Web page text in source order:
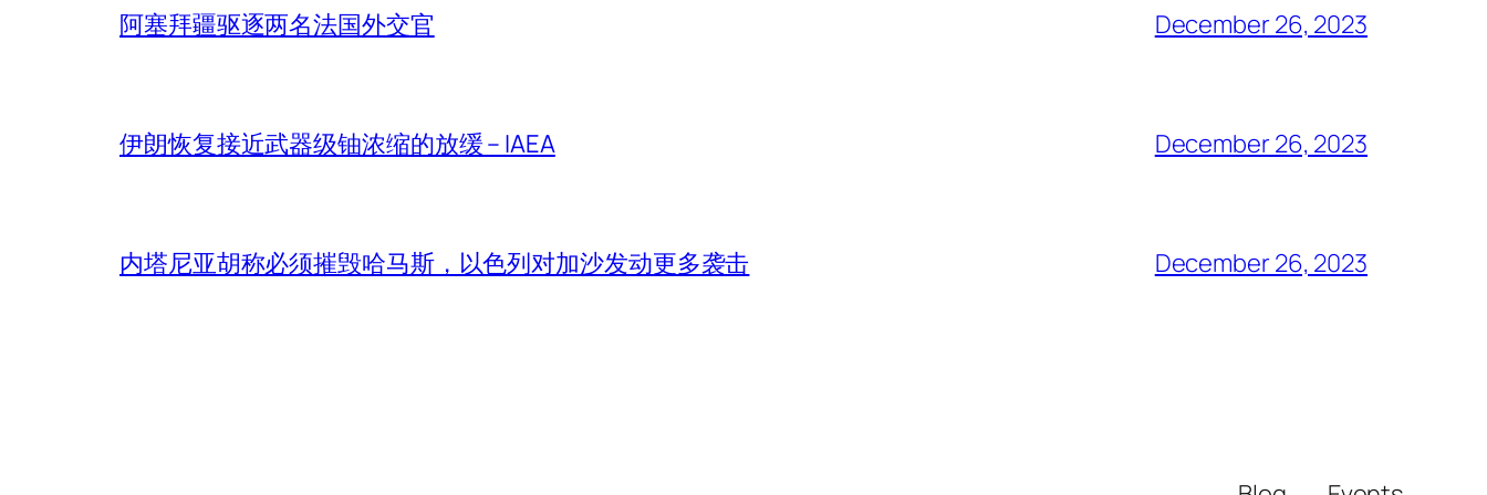
阿塞拜疆驱逐两名法国外交官 December 26, 2023
伊朗恢复接近武器级铀浓缩的放缓 – IAEA December 26, 2023
内塔尼亚胡称必须摧毁哈马斯，以色列对加沙发动更多袭击 December 26, 2023